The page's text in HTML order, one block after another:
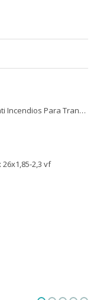
ICe Bag S1 Bolsa Ignifuga Anti Incendios Para Transporte y Almacenaje
2,3 vf